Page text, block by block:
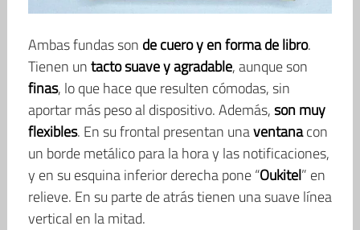
Ambas fundas son de cuero y en forma de libro.
Tienen untacto suave y agradable, aunque son
finas, lo que hace que resulten cómodas, sin
aportar más peso al dispositivo. Además,son muy
flexibles. En su frontal presentan unaventanacon
un borde metálico para la hora y las notificaciones,
y en su esquina inferior derecha pone “Oukitel” en
relieve. En su parte de atrás tienen una suave línea
vertical en la mitad.